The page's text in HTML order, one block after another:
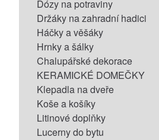
Dózy na potraviny
Držáky na zahradní hadici
Háčky a věšáky
Hrnky a šálky
Chalupářské dekorace
KERAMICKÉ DOMEČKY
Klepadla na dveře
Koše a košíky
Litinové doplňky
Lucerny do bytu